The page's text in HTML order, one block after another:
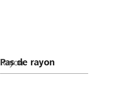
Rayon